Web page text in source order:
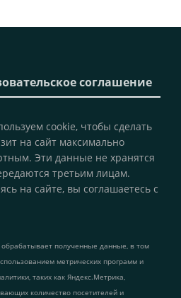
соглашение
cookie, чтобы сделать
на сайт максимально
Эти данные не хранятся
третьим лицам.
на сайте, вы соглашаетесь с
полученные данные, в том
метрических программ и
таких как Яндекс.Метрика,
количество посетителей и